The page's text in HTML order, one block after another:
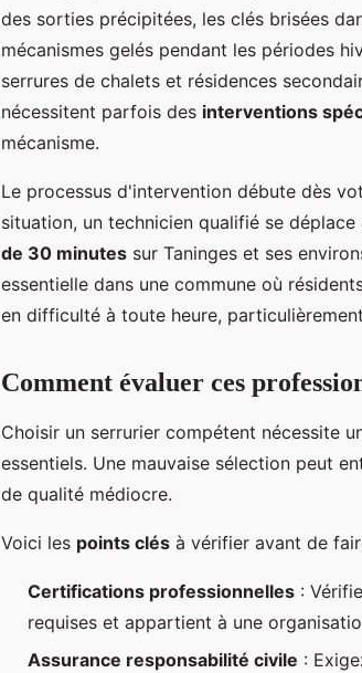
des sorties précipitées, les clés brisées
mécanismes gelés pendant les périodes
serrures de chalets et résidences
nécessitent parfois des interventions
mécanisme.
Le processus d'intervention débute dès
situation, un technicien qualifié se
de 30 minutes sur Taninges et ses
essentielle dans une commune où
en difficulté à toute heure,
Comment évaluer ces
Choisir un serrurier compétent nécessite
essentiels. Une mauvaise sélection peut
de qualité médiocre.
Voici les points clés à vérifier avant de
Certifications professionnelles :
requises et appartient à une
Assurance responsabilité civile :